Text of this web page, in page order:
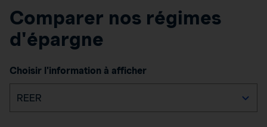
Comparer nos régimes
d'épargne
Choisir l'information à afficher